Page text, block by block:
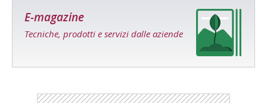
E-magazine
Tecniche, prodotti e servizi dalle aziende